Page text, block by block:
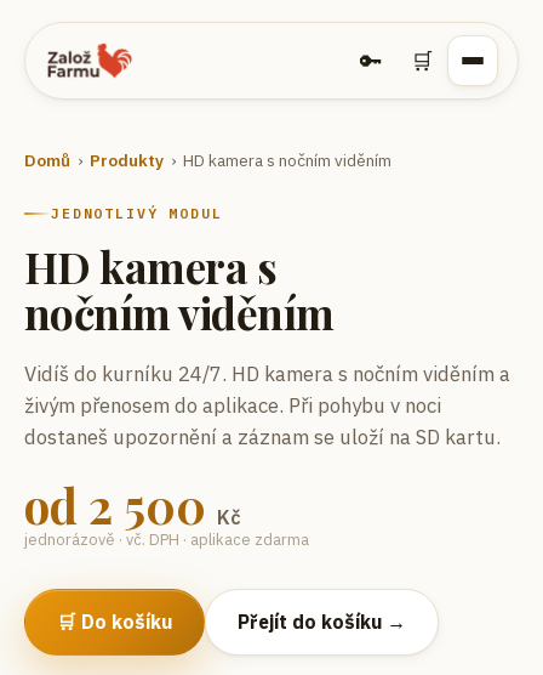
🔑 🛒
Domů › Produkty › HD kamera s nočním viděním
JEDNOTLIVÝ MODUL
HD kamera s
nočním viděním
Vidíš do kurníku 24/7. HD kamera s nočním viděním a
živým přenosem do aplikace. Při pohybu v noci
dostaneš upozornění a záznam se uloží na SD kartu.
od 2 500 Kč
jednorázově · vč. DPH · aplikace zdarma
🛒 Do košíku Přejít do košíku →